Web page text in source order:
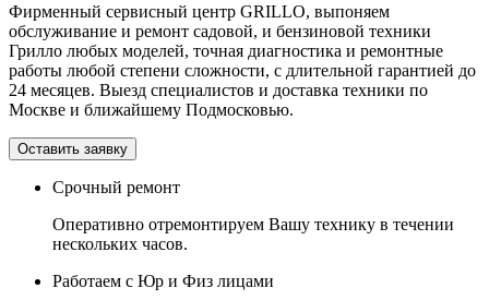
Фирменный сервисный центр GRILLO, выпоняем
обслуживание и ремонт садовой, и бензиновой техники
Грилло любых моделей, точная диагностика и ремонтные
работы любой степени сложности, с длительной гарантией до
24 месяцев. Выезд специалистов и доставка техники по
Москве и ближайшему Подмосковью.
Оставить заявку
Срочный ремонт
Оперативно отремонтируем Вашу технику в течении
нескольких часов.
Работаем с Юр и Физ лицами